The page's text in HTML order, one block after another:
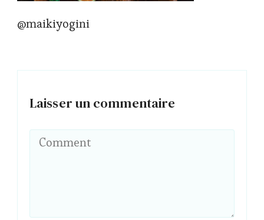
@maikiyogini
Laisser un commentaire